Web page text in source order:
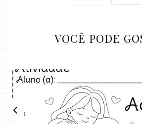
VOCÊ PODE